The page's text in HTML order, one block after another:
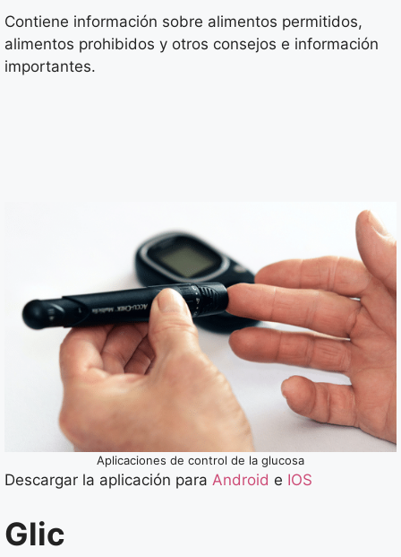
Contiene información sobre alimentos permitidos,
alimentos prohibidos y otros consejos e información
importantes.
Aplicaciones de control de la glucosa
Descargar la aplicación para Android e IOS
Glic